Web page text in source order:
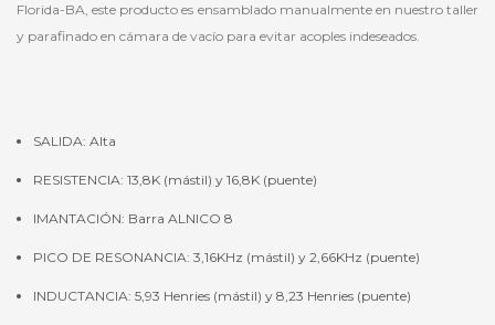
Florida-BA, este producto es ensamblado manualmente en nuestro taller
y parafinado en cámara de vacío para evitar acoples indeseados.
SALIDA: Alta
RESISTENCIA: 13,8K (mástil) y 16,8K (puente)
IMANTACIÓN: Barra ALNICO 8
PICO DE RESONANCIA: 3,16KHz (mástil) y 2,66KHz (puente)
INDUCTANCIA: 5,93 Henries (mástil) y 8,23 Henries (puente)